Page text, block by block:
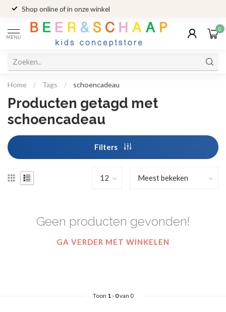
Shop online of in onze winkel
MENU
0
Home / Tags / schoencadeau
Producten getagd met
schoencadeau
Filters
Geen producten gevonden!
GA VERDER MET WINKELEN
Toon 1- 0van 0